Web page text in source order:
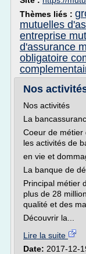
Thèmes liés :
mutuelles
entreprise
d'assurance
obligatoire
Nos
Nos activités
La
Coeur de métier
les activités de
en vie et
La banque de
Principal métier
plus de 28
qualité et des
Découvrir la...
Lire la suite
Date: 2017-12-